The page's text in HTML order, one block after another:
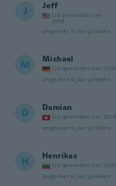
J Jeff
Lid geworden van
2018
ongeveer 6 jaar geleden
M Michael
Lid geworden van 2014
ongeveer 6 jaar geleden
D Damian
Lid geworden van 2018
ongeveer 6 jaar geleden
H Henrikas
Lid geworden van 2018
ongeveer 6 jaar geleden